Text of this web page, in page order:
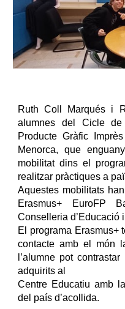
Ruth Coll Marqués i
alumnes del Cicle de
Producte Gràfic
Menorca, que
mobilitat dins el
realitzar pràctiques a
Aquestes mobilitats
Erasmus+ EuroFP
Conselleria d’Educació
El programa Erasmus+
contacte amb el món
l’alumne pot
adquirits al
Centre Educatiu amb
del país d’acollida.